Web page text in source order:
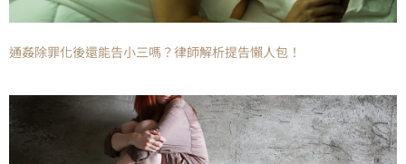
通姦除罪化後還能告小三嗎？律師解析提告懶人包！